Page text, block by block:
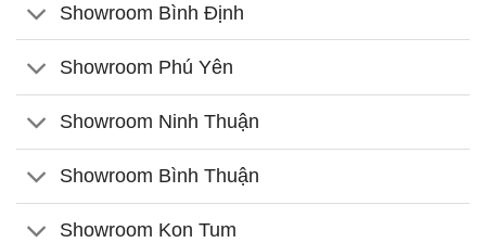
Showroom Bình Định
Showroom Phú Yên
Showroom Ninh Thuận
Showroom Bình Thuận
Showroom Kon Tum